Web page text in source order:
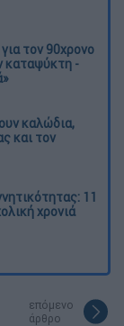
τον 90χρονο
καταψύκτη -
καλώδια,
και τον
11
χρονιά
επόμενο
άρθρο